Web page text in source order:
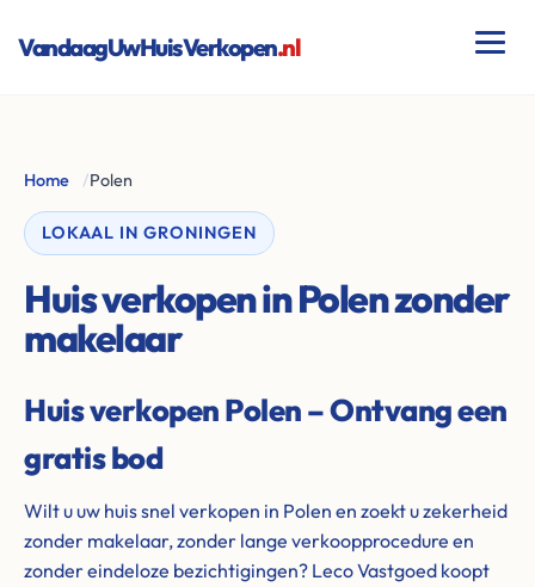
VandaagUwHuisVerkopen.nl
Home /Polen
LOKAAL IN GRONINGEN
Huis verkopen in Polen zonder
makelaar
Huis verkopen Polen – Ontvang een
gratis bod
Wilt u uw huis snel verkopen in Polen en zoekt u zekerheid
zonder makelaar, zonder lange verkoopprocedure en
zonder eindeloze bezichtigingen? Leco Vastgoed koopt